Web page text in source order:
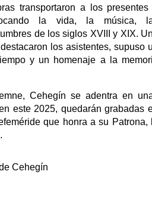
transportaron a los presentes
la vida, la música,
de los siglos XVIII y XIX.
los asistentes, supuso
y un homenaje a la
Cehegín se adentra en
este 2025, quedarán grabadas
que honra a su Patrona,
Cehegín